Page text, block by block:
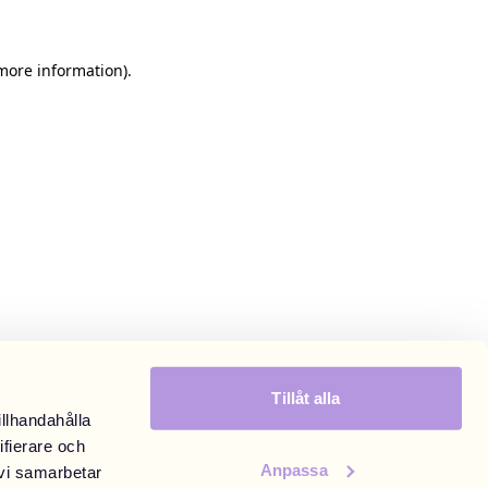
och
samarbetar
Tillåt alla
Anpassa
information).